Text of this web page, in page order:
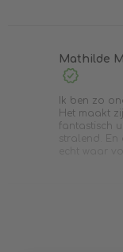
Mathilde
Ik ben zo
Het maakt
fantastisch
stralend.